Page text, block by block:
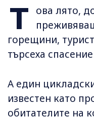
Т
ова лято,
горещини,
търсеха
А един
известен като
обитателите на